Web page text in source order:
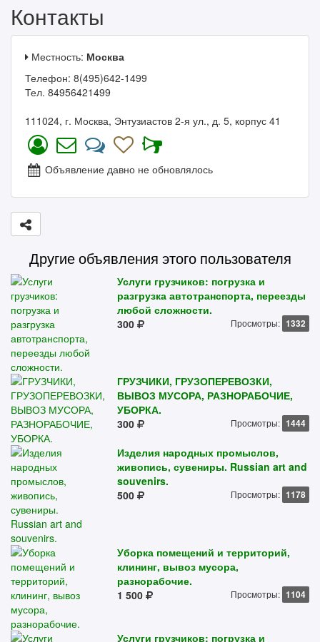
Контакты
Местность: Москва
Телефон: 8(495)642-1499
Тел. 84956421499
111024, г. Москва, Энтузиастов 2-я ул., д. 5, корпус 41
Объявление давно не обновлялось
Другие объявления этого пользователя
Услуги грузчиков: погрузка и
разгрузка автотранспорта, переезды
любой сложности.
300
Просмотры: 1332
ГРУЗЧИКИ, ГРУЗОПЕРЕВОЗКИ,
ВЫВОЗ МУСОРА, РАЗНОРАБОЧИЕ,
УБОРКА.
300
Просмотры: 1444
Изделия народных промыслов,
живопись, сувениры. Russian art and
souvenirs.
500
Просмотры: 1178
Уборка помещений и территорий,
клининг, вывоз мусора,
разнорабочие.
1 500
Просмотры: 1104
Услуги грузчиков: погрузка и